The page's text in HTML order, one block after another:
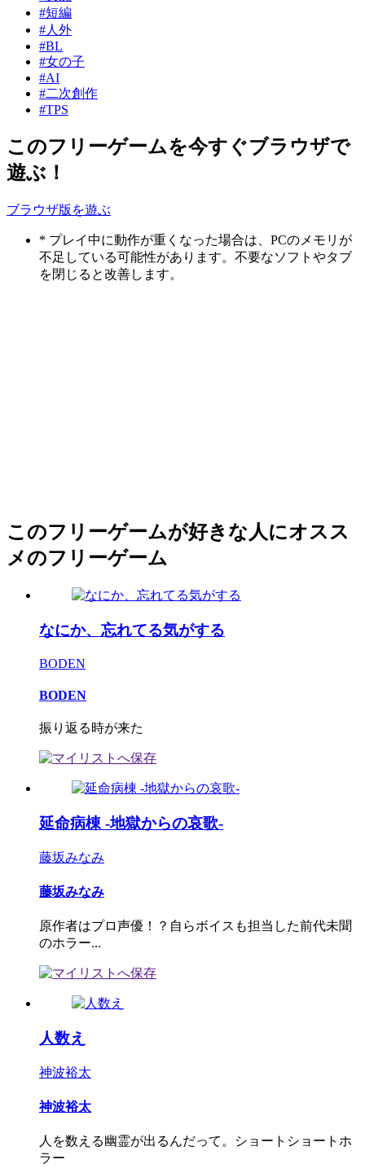
#短編
#人外
#BL
#女の子
#AI
#二次創作
#TPS
このフリーゲームを今すぐブラウザで
遊ぶ！
ブラウザ版を遊ぶ
* プレイ中に動作が重くなった場合は、PCのメモリが
不足している可能性があります。不要なソフトやタブ
を閉じると改善します。
このフリーゲームが好きな人にオスス
メのフリーゲーム
なにか、忘れてる気がする
BODEN
BODEN
振り返る時が来た
延命病棟 -地獄からの哀歌-
藤坂みなみ
藤坂みなみ
原作者はプロ声優！？自らボイスも担当した前代未聞
のホラー...
人数え
神波裕太
神波裕太
人を数える幽霊が出るんだって。ショートショートホ
ラー